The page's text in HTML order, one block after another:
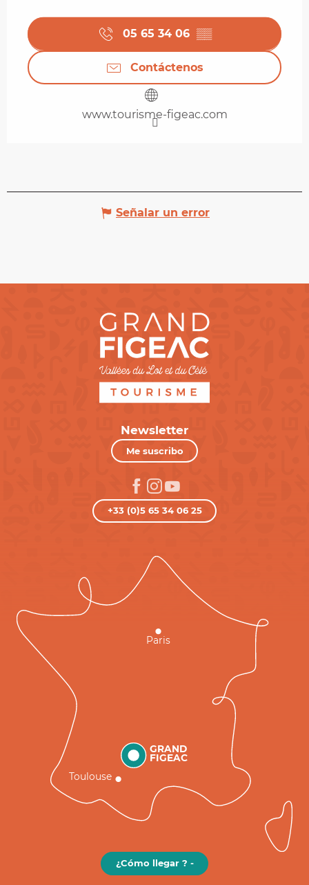
05 65 34 06 ▒▒
Contáctenos
www.tourisme-figeac.com
Señalar un error
Newsletter
Me suscribo
+33 (0)5 65 34 06 25
GRAND
FIGEAC
Toulouse
Paris
¿Cómo llegar ? -